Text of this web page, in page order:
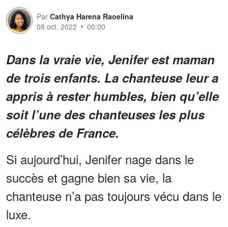
Par Cathya Harena Raoelina
08 oct. 2022
00:00
Dans la vraie vie, Jenifer est maman
de trois enfants. La chanteuse leur a
appris à rester humbles, bien qu’elle
soit l’une des chanteuses les plus
célèbres de France.
Si aujourd’hui, Jenifer nage dans le
succès et gagne bien sa vie, la
chanteuse n’a pas toujours vécu dans le
luxe.